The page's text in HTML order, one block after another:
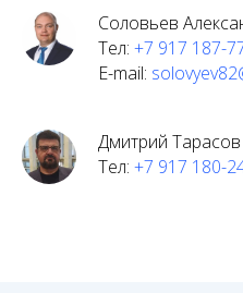
Соловьев
Тел: +7 917 187-
E-mail:
Дмитрий Тарасов
Тел: +7 917 180-